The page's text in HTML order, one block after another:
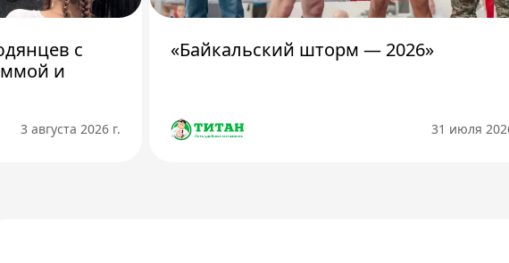
с
и
3 августа 2026 г.
«Байкальский шторм — 2026»
31 июля